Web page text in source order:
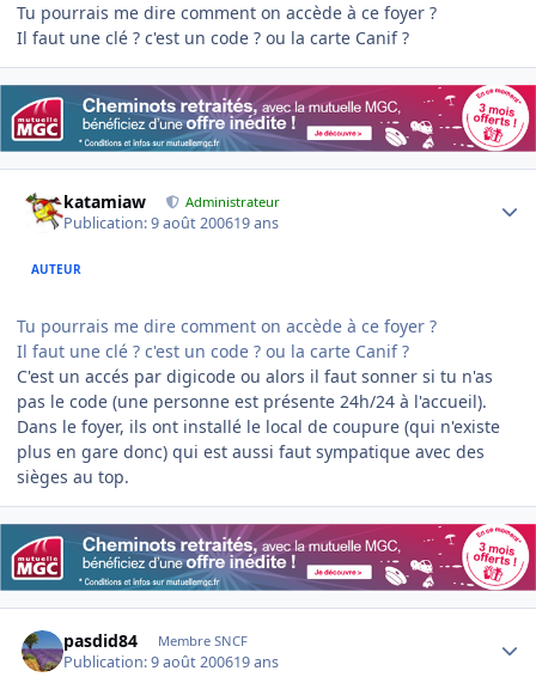
Tu pourrais me dire comment on accède à ce foyer ?
Il faut une clé ? c'est un code ? ou la carte Canif ?
katamiaw Administrateur
Publication:9 août 200619 ans
AUTEUR
Tu pourrais me dire comment on accède à ce foyer ?
Il faut une clé ? c'est un code ? ou la carte Canif ?
C'est un accés par digicode ou alors il faut sonner si tu n'as
pas le code (une personne est présente 24h/24 à l'accueil).
Dans le foyer, ils ont installé le local de coupure (qui n'existe
plus en gare donc) qui est aussi faut sympatique avec des
sièges au top.
pasdid84 Membre SNCF
Publication:9 août 200619 ans